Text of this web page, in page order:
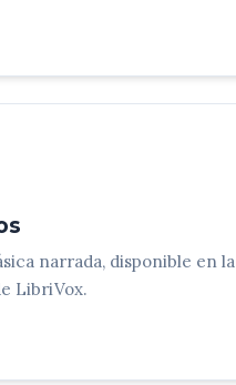
narrada, disponible en la
LibriVox.